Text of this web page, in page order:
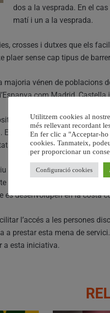
dos a la vesprada. En el
matí i un a la vesprada.
crosses i dutxes que els
plaer sense cap tipus de
majoria vénen de poblacions
com Madrid, Castella
El 79 % valora el servici
Entre les prestacions
desenvolupades.
de discapacitats, les
Armengot, respectivament,
desenvolupen en la costa
l’accés a les persones
a prestar esta mena de
a esta iniciativa.
Utilitzem cookies al
més rellevant recordant
En fer clic a "Acceptar-
cookies. Tanmateix,
per proporcionar un
Configuració cookies